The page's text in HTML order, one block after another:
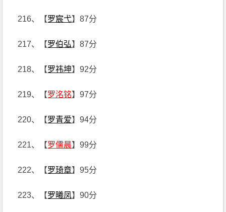
216、【罗宸弋】87分
217、【罗伯弘】87分
218、【罗祎坤】92分
219、【罗洺铭】97分
220、【罗青爱】94分
221、【罗儒晨】99分
222、【罗琦章】95分
223、【罗曦凤】90分